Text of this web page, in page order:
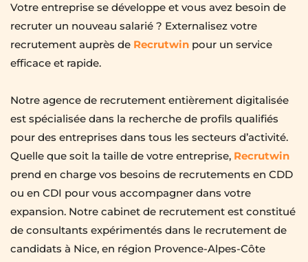
Votre entreprise se développe et vous avez besoin de
recruter un nouveau salarié ? Externalisez votre
recrutement auprès de Recrutwin pour un service
efficace et rapide.
Notre agence de recrutement entièrement digitalisée
est spécialisée dans la recherche de profils qualifiés
pour des entreprises dans tous les secteurs d’activité.
Quelle que soit la taille de votre entreprise, Recrutwin
prend en charge vos besoins de recrutements en CDD
ou en CDI pour vous accompagner dans votre
expansion. Notre cabinet de recrutement est constitué
de consultants expérimentés dans le recrutement de
candidats à Nice, en région Provence-Alpes-Côte